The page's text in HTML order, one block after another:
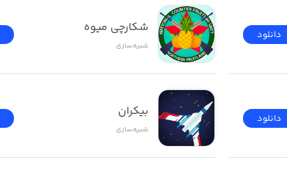
دانلود
دانلود
شکارچی میوه
شبیه‌سازی
بیکران
شبیه‌سازی